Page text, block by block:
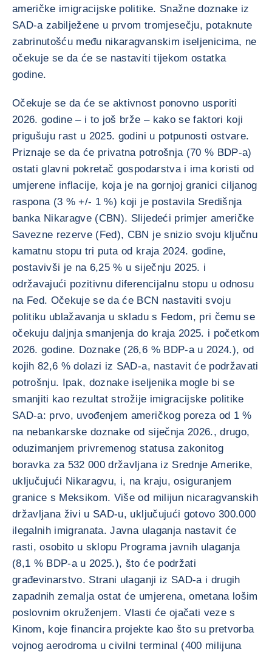
američke imigracijske politike. Snažne doznake iz
SAD-a zabilježene u prvom tromjesečju, potaknute
zabrinutošću među nikaragvanskim iseljenicima, ne
očekuje se da će se nastaviti tijekom ostatka
godine.
Očekuje se da će se aktivnost ponovno usporiti
2026. godine – i to još brže – kako se faktori koji
prigušuju rast u 2025. godini u potpunosti ostvare.
Priznaje se da će privatna potrošnja (70 % BDP-a)
ostati glavni pokretač gospodarstva i ima koristi od
umjerene inflacije, koja je na gornjoj granici ciljanog
raspona (3 % +/- 1 %) koji je postavila Središnja
banka Nikaragve (CBN). Slijedeći primjer američke
Savezne rezerve (Fed), CBN je snizio svoju ključnu
kamatnu stopu tri puta od kraja 2024. godine,
postavivši je na 6,25 % u siječnju 2025. i
održavajući pozitivnu diferencijalnu stopu u odnosu
na Fed. Očekuje se da će BCN nastaviti svoju
politiku ublažavanja u skladu s Fedom, pri čemu se
očekuju daljnja smanjenja do kraja 2025. i početkom
2026. godine. Doznake (26,6 % BDP-a u 2024.), od
kojih 82,6 % dolazi iz SAD-a, nastavit će podržavati
potrošnju. Ipak, doznake iseljenika mogle bi se
smanjiti kao rezultat strožije imigracijske politike
SAD-a: prvo, uvođenjem američkog poreza od 1 %
na nebankarske doznake od siječnja 2026., drugo,
oduzimanjem privremenog statusa zakonitog
boravka za 532 000 državljana iz Srednje Amerike,
uključujući Nikaragvu, i, na kraju, osiguranjem
granice s Meksikom. Više od milijun nicaragvanskih
državljana živi u SAD-u, uključujući gotovo 300.000
ilegalnih imigranata. Javna ulaganja nastavit će
rasti, osobito u sklopu Programa javnih ulaganja
(8,1 % BDP-a u 2025.), što će podržati
građevinarstvo. Strani ulaganji iz SAD-a i drugih
zapadnih zemalja ostat će umjerena, ometana lošim
poslovnim okruženjem. Vlasti će ojačati veze s
Kinom, koje financira projekte kao što su pretvorba
vojnog aerodroma u civilni terminal (400 milijuna